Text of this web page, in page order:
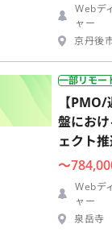
Webデ
ャー
京丹後
一部リモー
【
盤にお
ェクト
〜
Webデ
ャー
泉岳寺